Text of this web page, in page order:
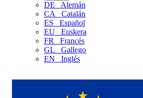
DE
Alemán
CA
Catalán
ES
Español
EU
Euskera
FR
Francés
GL
Gallego
EN
Inglés